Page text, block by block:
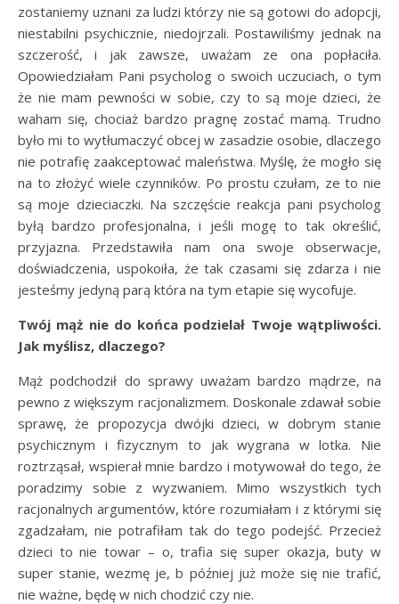
zostaniemy uznani za ludzi którzy nie są gotowi do adopcji,
niestabilni psychicznie, niedojrzali. Postawiliśmy jednak na
szczerość, i jak zawsze, uważam ze ona popłaciła.
Opowiedziałam Pani psycholog o swoich uczuciach, o tym
że nie mam pewności w sobie, czy to są moje dzieci, że
waham się, chociaż bardzo pragnę zostać mamą. Trudno
było mi to wytłumaczyć obcej w zasadzie osobie, dlaczego
nie potrafię zaakceptować maleństwa. Myślę, że mogło się
na to złożyć wiele czynników. Po prostu czułam, ze to nie
są moje dzieciaczki. Na szczęście reakcja pani psycholog
byłą bardzo profesjonalna, i jeśli mogę to tak określić,
przyjazna. Przedstawiła nam ona swoje obserwacje,
doświadczenia, uspokoiła, że tak czasami się zdarza i nie
jesteśmy jedyną parą która na tym etapie się wycofuje.
Twój mąż nie do końca podzielał Twoje wątpliwości.
Jak myślisz, dlaczego?
Mąż podchodził do sprawy uważam bardzo mądrze, na
pewno z większym racjonalizmem. Doskonale zdawał sobie
sprawę, że propozycja dwójki dzieci, w dobrym stanie
psychicznym i fizycznym to jak wygrana w lotka. Nie
roztrząsał, wspierał mnie bardzo i motywował do tego, że
poradzimy sobie z wyzwaniem. Mimo wszystkich tych
racjonalnych argumentów, które rozumiałam i z którymi się
zgadzałam, nie potrafiłam tak do tego podejść. Przecież
dzieci to nie towar – o, trafia się super okazja, buty w
super stanie, wezmę je, b później już może się nie trafić,
nie ważne, będę w nich chodzić czy nie.